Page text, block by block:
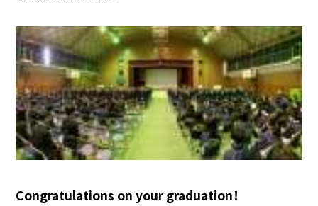
Congratulations on your graduation！